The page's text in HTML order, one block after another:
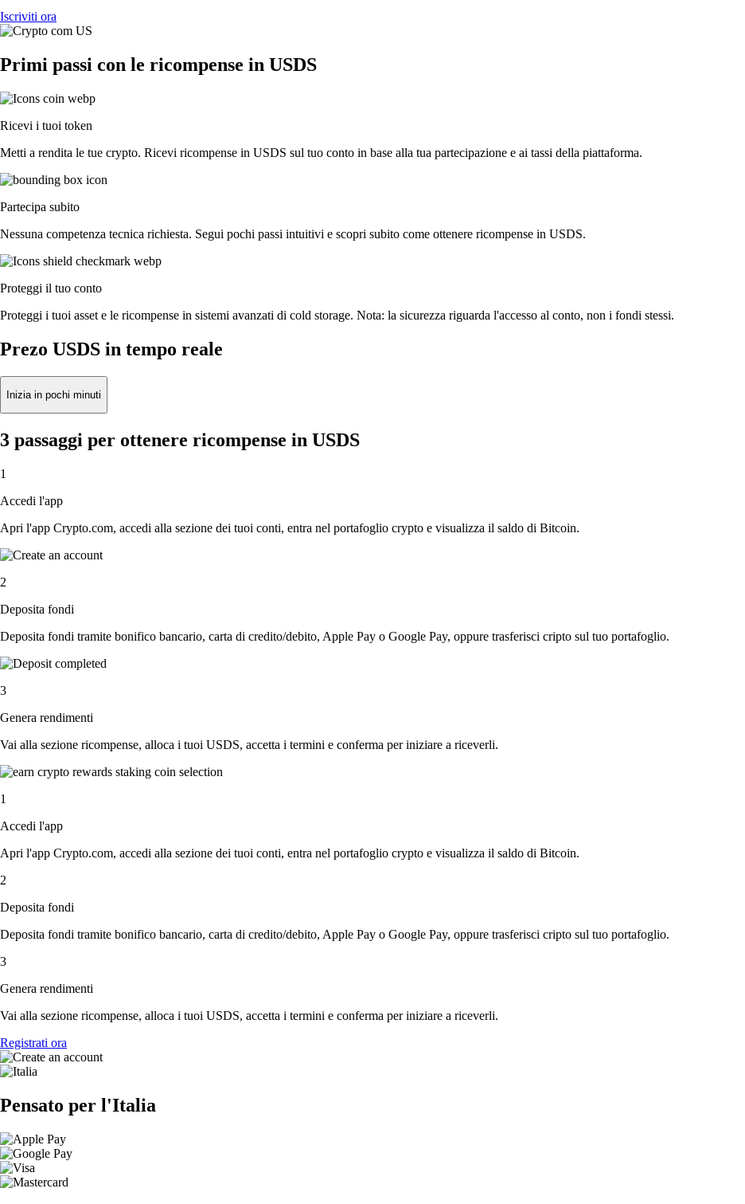
Iscriviti ora
Primi passi con le ricompense in USDS
Ricevi i tuoi token
Metti a rendita le tue crypto. Ricevi ricompense in USDS sul tuo conto in base alla tua partecipazione e ai tassi della piattaforma.
Partecipa subito
Nessuna competenza tecnica richiesta. Segui pochi passi intuitivi e scopri subito come ottenere ricompense in USDS.
Proteggi il tuo conto
Proteggi i tuoi asset e le ricompense in sistemi avanzati di cold storage. Nota: la sicurezza riguarda l'accesso al conto, non i fondi stessi.
Prezo USDS in tempo reale
Inizia in pochi minuti
3 passaggi per ottenere ricompense in USDS
1
Accedi l'app
Apri l'app Crypto.com, accedi alla sezione dei tuoi conti, entra nel portafoglio crypto e visualizza il saldo di Bitcoin.
2
Deposita fondi
Deposita fondi tramite bonifico bancario, carta di credito/debito, Apple Pay o Google Pay, oppure trasferisci cripto sul tuo portafoglio.
3
Genera rendimenti
Vai alla sezione ricompense, alloca i tuoi USDS, accetta i termini e conferma per iniziare a riceverli.
1
Accedi l'app
Apri l'app Crypto.com, accedi alla sezione dei tuoi conti, entra nel portafoglio crypto e visualizza il saldo di Bitcoin.
2
Deposita fondi
Deposita fondi tramite bonifico bancario, carta di credito/debito, Apple Pay o Google Pay, oppure trasferisci cripto sul tuo portafoglio.
3
Genera rendimenti
Vai alla sezione ricompense, alloca i tuoi USDS, accetta i termini e conferma per iniziare a riceverli.
Registrati ora
Pensato per l'Italia